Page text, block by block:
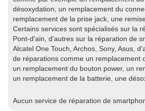
désoxydation, un remplacement du
remplacement de la prise jack, une
Certains services sont spécialisés sur la
Pont-d'ain, d'autres sur la réparation de
Alcatel One Touch, Archos, Sony, Asus,
de réparations comme un remplacement
un remplacement du bouton power, un
un remplacement de la batterie, une
Aucun service de réparation de